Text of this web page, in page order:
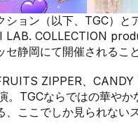
ション（以下、TGC）
LAB. COLLECTION
セ静岡にて開催されるこ
ZIPPER、
。TGCならではの華や
、ここでしか見られない